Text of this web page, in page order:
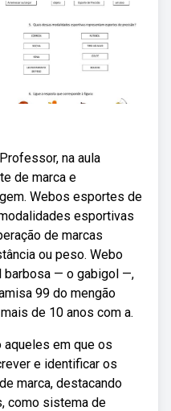
na aula
de marca e
Webos esportes de
esportivas
de marcas
ou peso. Webo
barbosa — o gabigol —,
99 do mengão
de 10 anos com a.
aqueles em que os
e identificar os
marca, destacando
como sistema de